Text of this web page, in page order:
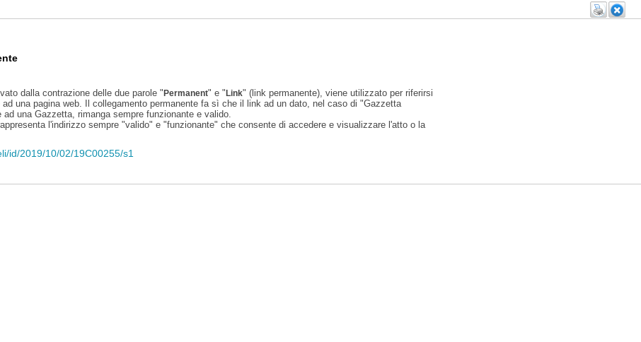
dalla contrazione delle due parole "Permanent" e "Link" (link permanente), viene utilizzato per riferirsi
una pagina web. Il collegamento permanente fa sì che il link ad un dato, nel caso di "Gazzetta
ad una Gazzetta, rimanga sempre funzionante e valido.
l'indirizzo sempre "valido" e "funzionante" che consente di accedere e visualizzare l'atto o la
id/2019/10/02/19C00255/s1